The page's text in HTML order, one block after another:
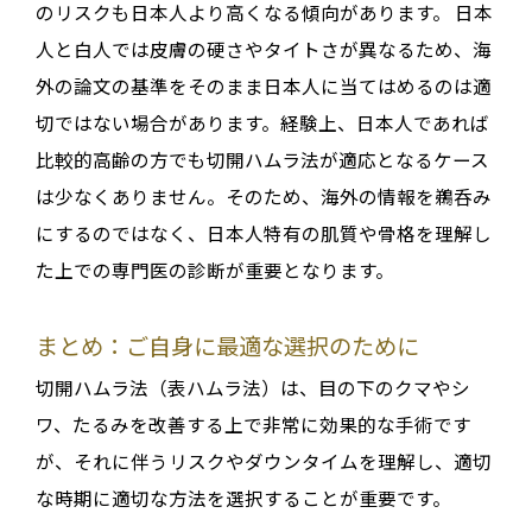
のリスクも日本人より高くなる傾向があります。
日本
人と白人では皮膚の硬さやタイトさが異なるため、海
外の論文の基準をそのまま日本人に当てはめるのは適
切ではない場合があります。経験上、日本人であれば
比較的高齢の方でも切開ハムラ法が適応となるケース
は少なくありません。そのため、海外の情報を鵜呑み
にするのではなく、日本人特有の肌質や骨格を理解し
た上での専門医の診断が重要となります。
まとめ：ご自身に最適な選択のために
切開ハムラ法（表ハムラ法）は、目の下のクマやシ
ワ、たるみを改善する上で非常に効果的な手術です
が、それに伴うリスクやダウンタイムを理解し、適切
な時期に適切な方法を選択することが重要です。